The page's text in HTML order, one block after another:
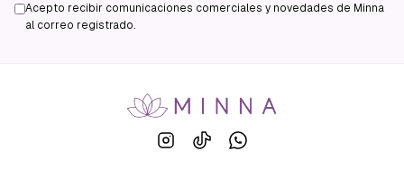
Acepto recibir comunicaciones comerciales y novedades de Minna
al correo registrado.